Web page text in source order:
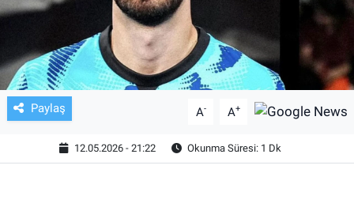
Paylaş A- A+
12.05.2026 - 21:22 Okunma Süresi: 1 Dk
GENEL
KÜLTÜR SANAT
ASAYİŞ